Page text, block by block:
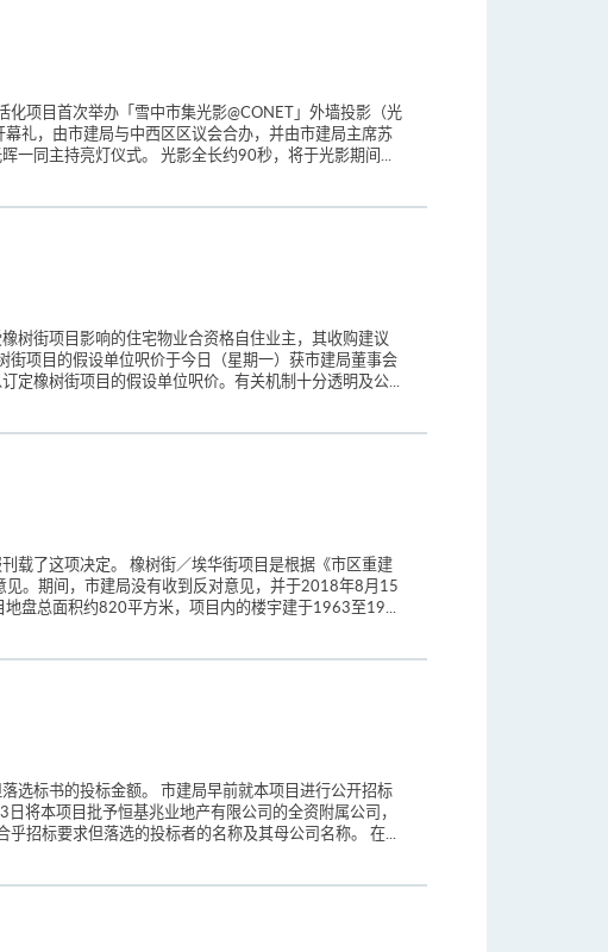
项目首次举办「雪中市集光影@CONET」外墙投影（光
礼，由市建局与中西区区议会合办，并由市建局主席苏
一同主持亮灯仪式。 光影全长约90秒，将于光影期间...
树街项目影响的住宅物业合资格自住业主，其收购建议
项目的假设单位呎价于今日（星期一）获市建局董事会
定橡树街项目的假设单位呎价。有关机制十分透明及公...
载了这项决定。 橡树街／埃华街项目是根据《市区重建
。期间，市建局没有收到反对意见，并于2018年8月15
盘总面积约820平方米，项目内的楼宇建于1963至19...
选标书的投标金额。 市建局早前就本项目进行公开招标
将本项目批予恒基兆业地产有限公司的全资附属公司，
招标要求但落选的投标者的名称及其母公司名称。 在...